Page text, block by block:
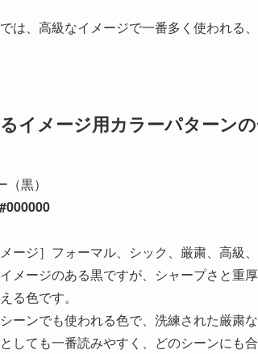
は、高級なイメージで一番多く使われる
イメージ用カラーパターン
黒）
メージ］フォーマル、シック、厳粛、高級
メージのある黒ですが、シャープさと重
る色です。
ーンでも使われる色で、洗練された厳粛な
しても一番読みやすく、どのシーンにも合